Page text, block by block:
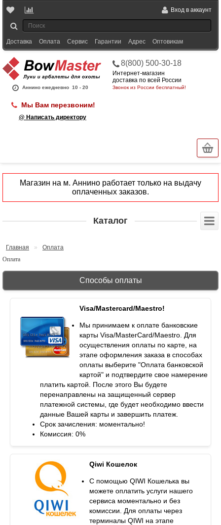
Вход в аккаунт
Доставка Оплата Сервис Гарантии Адрес Оптовикам
Аннино ежедневно 10 - 20
8(800) 500-30-18
Интернет-магазин
доставка по всей России
Звонок из России бесплатный!
Мы Вам перезвоним!
@ Написать директору
Магазин на м. Аннино работает только на выдачу
оплаченных заказов.
Каталог
Главная »
Оплата
Оплата
Способы оплаты
Visa/Mastercard/Maestro!
Мы принимаем к оплате банковские
карты Visa/MasterCard/Maestro. Для
осуществления оплаты по карте, на
этапе оформления заказа в способах
оплаты выберите "Оплата банковской
картой" и подтвердите свое намерение
платить картой. После этого Вы будете
перенаправлены на защищенный сервер
платежной системы, где будет необходимо ввести
данные Вашей карты и завершить платеж.
Срок зачисления: моментально!
Комиссия: 0%
Qiwi Кошелок
С помощью QIWI Кошелька вы
можете оплатить услуги нашего
сервиса моментально и без
комиссии. Для оплаты через
терминалы QIWI на этапе